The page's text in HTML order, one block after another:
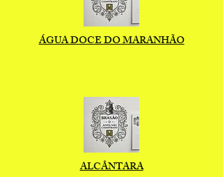
ÁGUA DOCE DO MARANHÃO
ALCÂNTARA